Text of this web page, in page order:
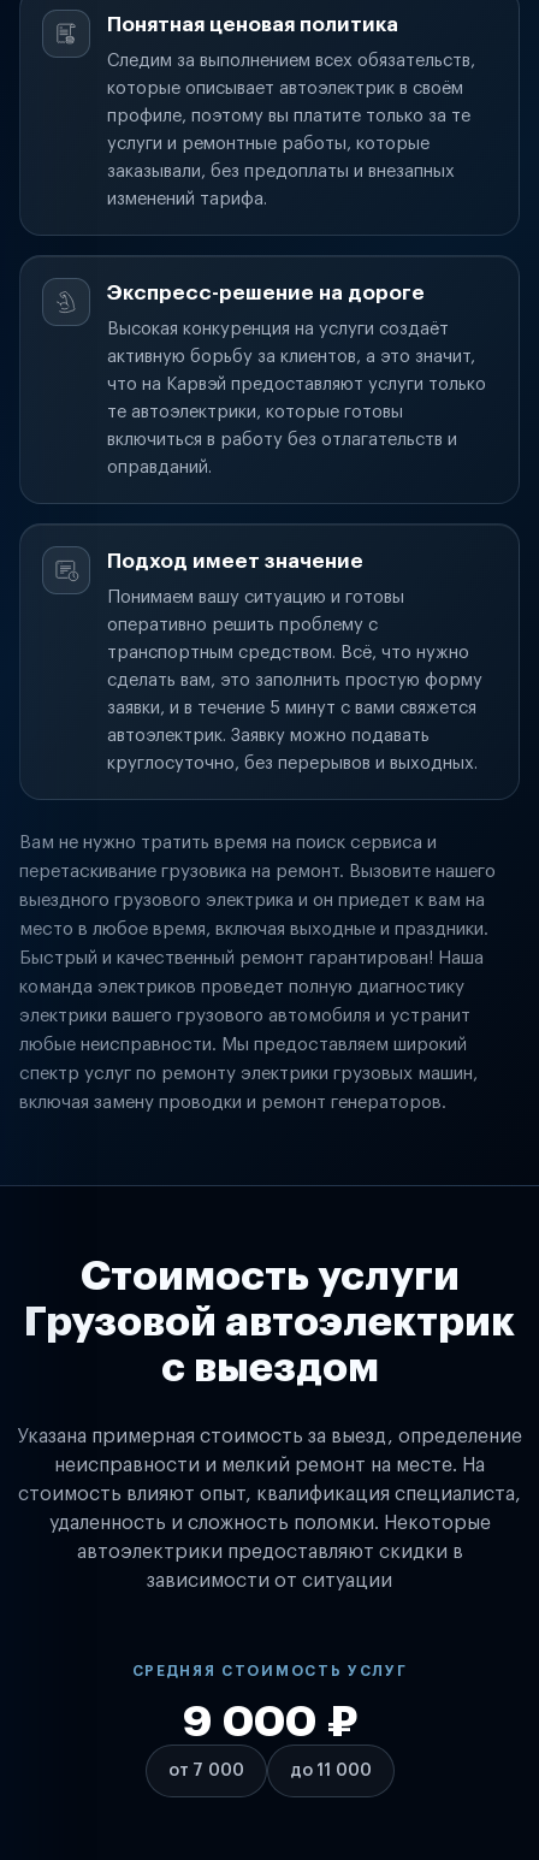
Понятная ценовая политика
Следим за выполнением всех обязательств,
которые описывает автоэлектрик в своём
профиле, поэтому вы платите только за те
услуги и ремонтные работы, которые
заказывали, без предоплаты и внезапных
изменений тарифа.
Экспресс-решение на дороге
Высокая конкуренция на услуги создаёт
активную борьбу за клиентов, а это значит,
что на Карвэй предоставляют услуги только
те автоэлектрики, которые готовы
включиться в работу без отлагательств и
оправданий.
Подход имеет значение
Понимаем вашу ситуацию и готовы
оперативно решить проблему с
транспортным средством. Всё, что нужно
сделать вам, это заполнить простую форму
заявки, и в течение 5 минут с вами свяжется
автоэлектрик. Заявку можно подавать
круглосуточно, без перерывов и выходных.
Вам не нужно тратить время на поиск сервиса и
перетаскивание грузовика на ремонт. Вызовите нашего
выездного грузового электрика и он приедет к вам на
место в любое время, включая выходные и праздники.
Быстрый и качественный ремонт гарантирован! Наша
команда электриков проведет полную диагностику
электрики вашего грузового автомобиля и устранит
любые неисправности. Мы предоставляем широкий
спектр услуг по ремонту электрики грузовых машин,
включая замену проводки и ремонт генераторов.
Стоимость услуги
Грузовой автоэлектрик
с выездом
Указана примерная стоимость за выезд, определение
неисправности и мелкий ремонт на месте. На
стоимость влияют опыт, квалификация специалиста,
удаленность и сложность поломки. Некоторые
автоэлектрики предоставляют скидки в
зависимости от ситуации
СРЕДНЯЯ СТОИМОСТЬ УСЛУГ
от 7 000
9 000 ₽
до 11 000